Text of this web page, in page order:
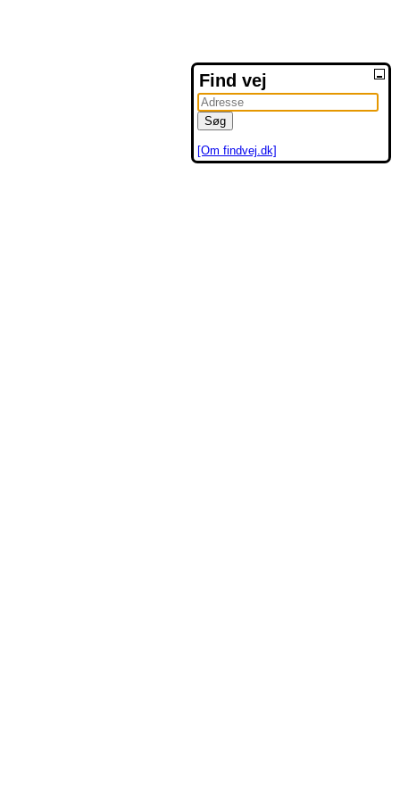
Find vej
[Om findvej.dk]